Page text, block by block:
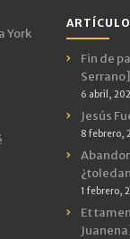
York
Fin de
Serrano]
6 abril,
Jesús
8 febrero,
1 febrero,
Et